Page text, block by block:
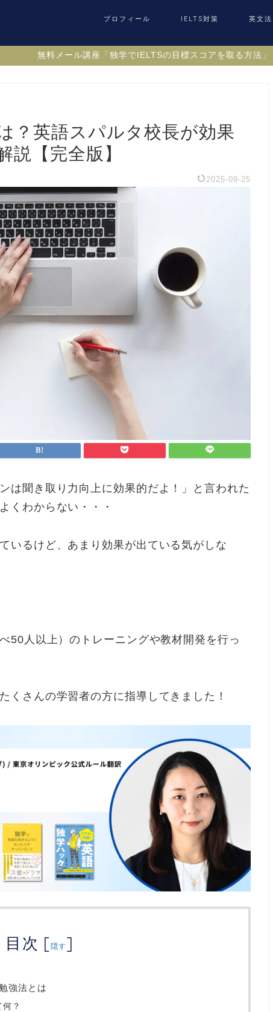
プロフィール IELTS対策 英文法
無料メール講座「独学でIELTSの目標スコアを取る方法」
？英語スパルタ校長が効果
説【完全版】
2025-09-25
は聞き取り力向上に効果的だよ！」と言われた
くわからない・・・
いるけど、あまり効果が出ている気がしな
50人以上）のトレーニングや教材開発を行っ
くさんの学習者の方に指導してきました！
目次 [隠す]
強法とは
？